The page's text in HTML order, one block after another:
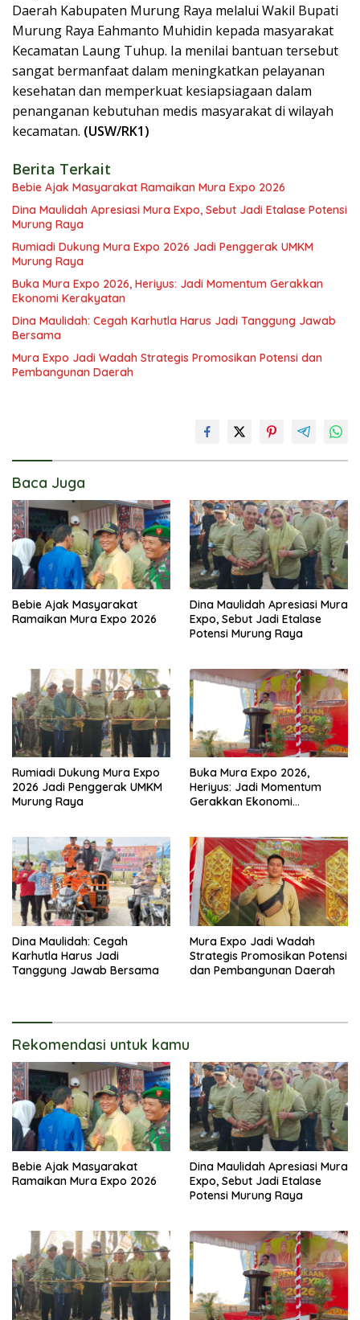
Daerah Kabupaten Murung Raya melalui Wakil Bupati
Murung Raya Eahmanto Muhidin kepada masyarakat
Kecamatan Laung Tuhup. Ia menilai bantuan tersebut
sangat bermanfaat dalam meningkatkan pelayanan
kesehatan dan memperkuat kesiapsiagaan dalam
penanganan kebutuhan medis masyarakat di wilayah
kecamatan. (USW/RK1)
Berita Terkait
Bebie Ajak Masyarakat Ramaikan Mura Expo 2026
Dina Maulidah Apresiasi Mura Expo, Sebut Jadi Etalase Potensi
Murung Raya
Rumiadi Dukung Mura Expo 2026 Jadi Penggerak UMKM
Murung Raya
Buka Mura Expo 2026, Heriyus: Jadi Momentum Gerakkan
Ekonomi Kerakyatan
Dina Maulidah: Cegah Karhutla Harus Jadi Tanggung Jawab
Bersama
Mura Expo Jadi Wadah Strategis Promosikan Potensi dan
Pembangunan Daerah
Baca Juga
Bebie Ajak Masyarakat
Ramaikan Mura Expo 2026
Dina Maulidah Apresiasi Mura
Expo, Sebut Jadi Etalase
Potensi Murung Raya
Rumiadi Dukung Mura Expo
2026 Jadi Penggerak UMKM
Murung Raya
Buka Mura Expo 2026,
Heriyus: Jadi Momentum
Gerakkan Ekonomi
Dina Maulidah: Cegah
Karhutla Harus Jadi
Tanggung Jawab Bersama
Mura Expo Jadi Wadah
Strategis Promosikan Potensi
dan Pembangunan Daerah
Rekomendasi untuk kamu
Bebie Ajak Masyarakat
Ramaikan Mura Expo 2026
Dina Maulidah Apresiasi Mura
Expo, Sebut Jadi Etalase
Potensi Murung Raya